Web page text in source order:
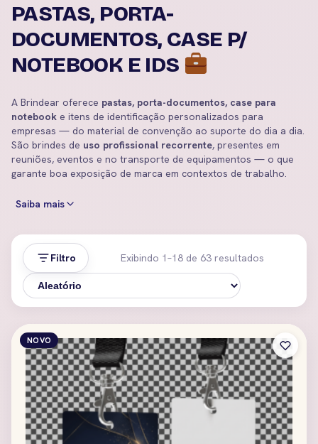
PASTAS, PORTA-
DOCUMENTOS, CASE P/
NOTEBOOK E IDS
A Brindear oferece pastas, porta-documentos, case para
notebook e itens de identificação personalizados para
empresas — do material de convenção ao suporte do dia a dia.
São brindes de uso profissional recorrente, presentes em
reuniões, eventos e no transporte de equipamentos — o que
garante boa exposição de marca em contextos de trabalho.
Saiba mais
Filtro Exibindo 1–18 de 63 resultados
NOVO